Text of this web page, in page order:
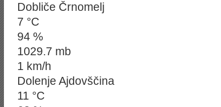
Dobliče Črnomelj
7 °C
94 %
1029.7 mb
1 km/h
Dolenje Ajdovščina
11 °C